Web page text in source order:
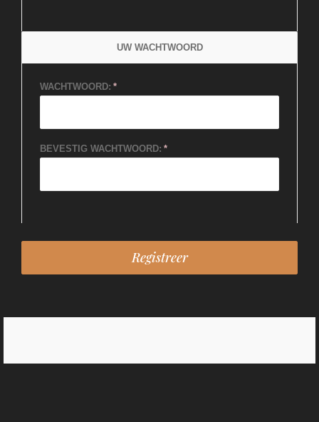
UW WACHTWOORD
WACHTWOORD:
BEVESTIG WACHTWOORD: